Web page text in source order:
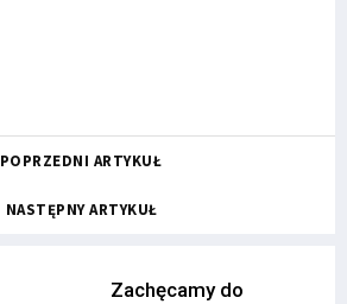
POPRZEDNI ARTYKUŁ
NASTĘPNY ARTYKUŁ
Zachęcamy do